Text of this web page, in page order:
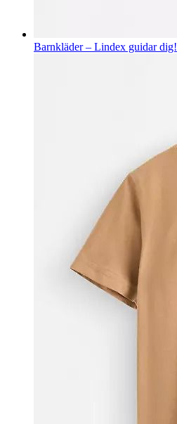
Barnkläder – Lindex guidar dig!